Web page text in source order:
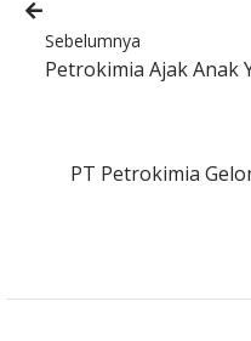
Sebelumnya
Petrokimia Ajak Anak
PT Petrokimia